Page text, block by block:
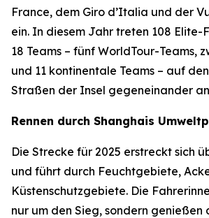
France, dem Giro d’Italia und der
ein. In diesem Jahr treten 108 Elite-
18 Teams – fünf WorldTour-Teams,
und 11 kontinentale Teams – auf
Straßen der Insel gegeneinander
Rennen durch Shanghais
Die Strecke für 2025 erstreckt sich
und führt durch Feuchtgebiete,
Küstenschutzgebiete. Die
nur um den Sieg, sondern genießen